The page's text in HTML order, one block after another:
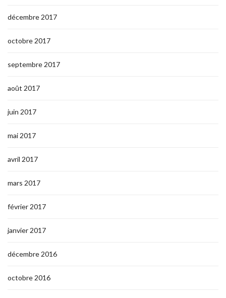
décembre 2017
octobre 2017
septembre 2017
août 2017
juin 2017
mai 2017
avril 2017
mars 2017
février 2017
janvier 2017
décembre 2016
octobre 2016